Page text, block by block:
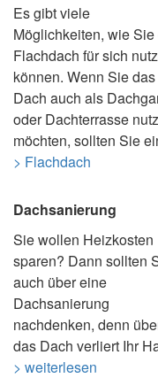
Es gibt viele
Möglichkeiten, wie Sie
Flachdach für sich
können. Wenn Sie das
Dach auch als
oder Dachterrasse
möchten, sollten Sie
> Flachdach
Dachsanierung
Sie wollen Heizkosten
sparen? Dann sollten
auch über eine
Dachsanierung
nachdenken, denn
das Dach verliert Ihr
> weiterlesen